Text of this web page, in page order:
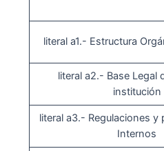
literal a1.- Estructura
literal a2.- Base Legal
institución
literal a3.- Regulaciones y
Internos